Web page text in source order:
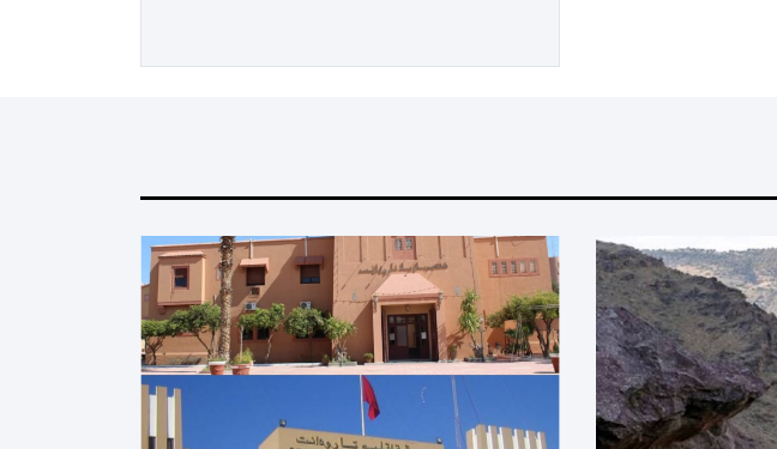
التواصل الاجتماعي، وسط دعوات
الكبير بن طوطو، ثم شخص اخر […]